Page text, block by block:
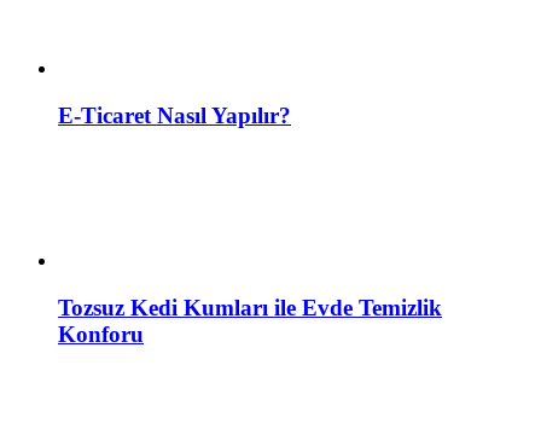
E-Ticaret Nasıl Yapılır?
Tozsuz Kedi Kumları ile Evde Temizlik
Konforu